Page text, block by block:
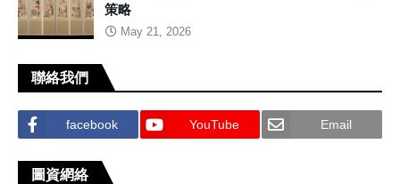
策略
May 21, 2026
聯絡我們
facebook YouTube Email
圖資網絡